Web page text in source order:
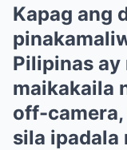
Kapag ang
Pilipinas ay
maikakaila
off-
sila ipadala